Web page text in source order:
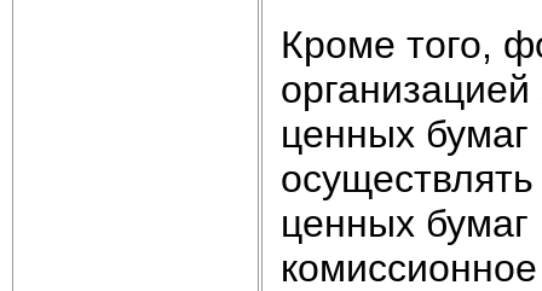
Кроме того,
ценных бумаг
ценных бумаг